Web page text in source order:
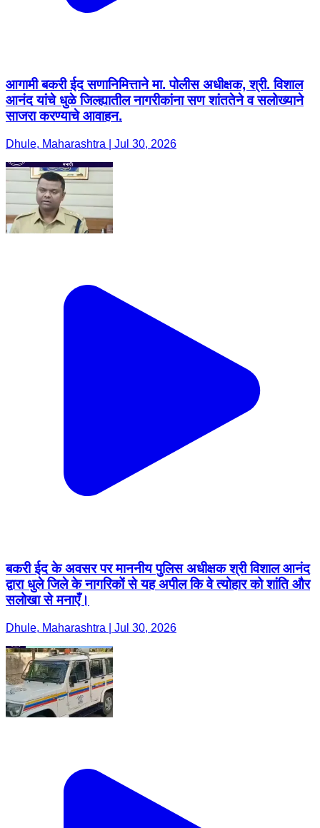
आगामी बकरी ईद सणानिमित्ताने मा. पोलीस अधीक्षक, श्री. विशाल
आनंद यांचे धुळे जिल्ह्यातील नागरीकांना सण शांततेने व सलोख्याने
साजरा करण्याचे आवाहन.
Dhule, Maharashtra | Jul 30, 2026
बकरी ईद के अवसर पर माननीय पुलिस अधीक्षक श्री विशाल आनंद
द्वारा धुले जिले के नागरिकों से यह अपील कि वे त्योहार को शांति और
सलोखा से मनाएँ।
Dhule, Maharashtra | Jul 30, 2026